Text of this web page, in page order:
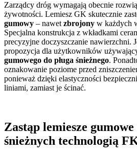
Zarządcy dróg wymagają obecnie
żywotności. Lemiesz GK skutecznie
gumowy – nawetzbrojony w każdych
Specjalna konstrukcja z wkładkami
precyzyjne doczyszczanie nawierzchni.
propozycja dla użytkowników
gumowego do pługa śnieżnego.
oznakowanie poziome przed
ponieważ dzięki elastyczności
liniami, zamiast je ścinać.
Zastąp lemiesze gumowe
śnieżnych technologią